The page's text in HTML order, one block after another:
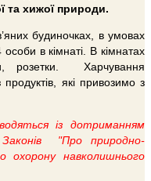
та хижої природи.
будиночках, в умовах
в кімнаті. В кімнатах
розетки. Харчування
які привозимо з
із дотриманням
Законів "Про природно-
охорону навколишнього